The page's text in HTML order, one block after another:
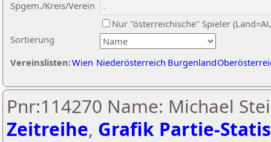
Sortierung
Spgem./Kreis/Verein
Nur "österreichische" Spieler
Vereinslisten:Wien Niederösterreich Burgenland
Pnr:114270 Name: Michael
Zeitreihe, Grafik Partie-